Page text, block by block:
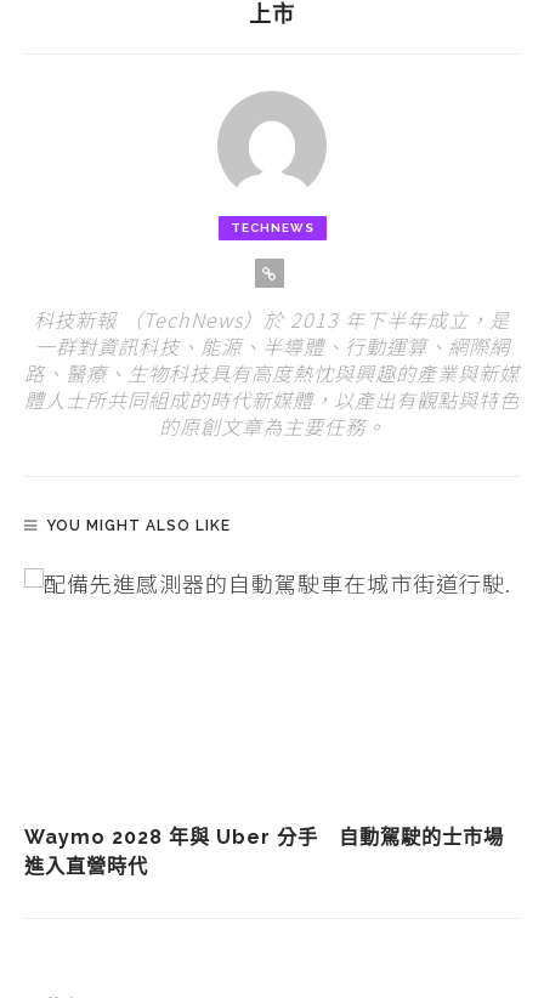
上市
TECHNEWS
科技新報 （TechNews）於 2013 年下半年成立，是
一群對資訊科技、能源、半導體、行動運算、網際網
路、醫療、生物科技具有高度熱忱與興趣的產業與新媒
體人士所共同組成的時代新媒體，以產出有觀點與特色
的原創文章為主要任務。
YOU MIGHT ALSO LIKE
Waymo 2028 年與 Uber 分手 自動駕駛的士市場
進入直營時代